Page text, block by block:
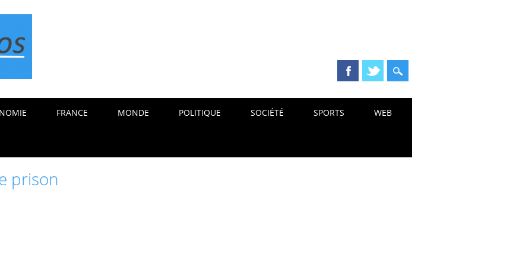
FRANCE MONDE POLITIQUE SOCIÉTÉ SPORTS WEB
prison